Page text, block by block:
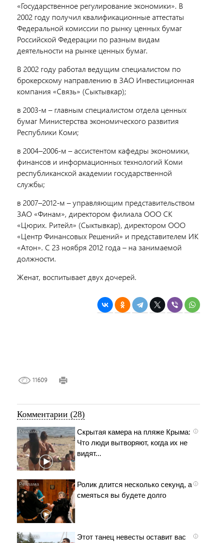
«Государственное регулирование экономики». В
2002 году получил квалификационные аттестаты
Федеральной комиссии по рынку ценных бумаг
Российской Федерации по разным видам
деятельности на рынке ценных бумаг.
В 2002 году работал ведущим специалистом по
брокерскому направлению в ЗАО Инвестиционная
компания «Связь» (Сыктывкар);
в 2003-м – главным специалистом отдела ценных
бумаг Министерства экономического развития
Республики Коми;
в 2004–2006-м – ассистентом кафедры экономики,
финансов и информационных технологий Коми
республиканской академии государственной
службы;
в 2007–2012-м – управляющим представительством
ЗАО «Финам», директором филиала ООО СК
«Цюрих. Ритейл» (Сыктывкар), директором ООО
«Центр Финансовых Решений» и представителем ИК
«Атон». С 23 ноября 2012 года – на занимаемой
должности.
Женат, воспитывает двух дочерей.
11609
Комментарии (28)
i
Скрытая камера на пляже Крыма:
Что люди вытворяют, когда их не
видят...
i
Ролик длится несколько секунд, а
смеяться вы будете долго
i
Этот танец невесты оставит вас